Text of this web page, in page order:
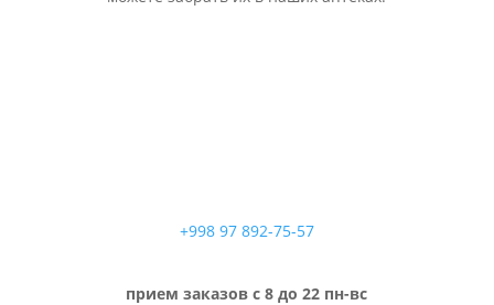
+998 97 892-75-57
прием заказов с 8 до 22 пн-вс